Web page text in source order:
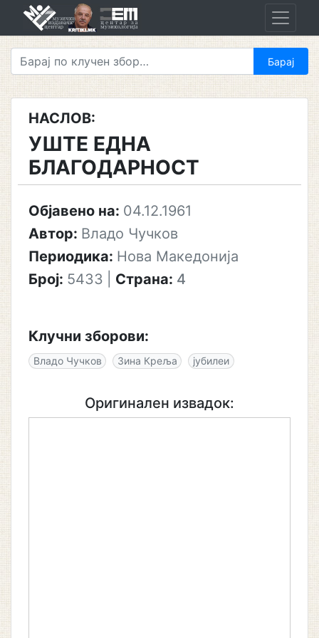
НАСЛОВ:
УШТЕ ЕДНА
БЛАГОДАРНОСТ
Објавено на: 04.12.1961
Автор: Владо Чучков
Периодика: Нова Македонија
Број: 5433 Страна: 4
Клучни зборови:
Владо Чучков Зина Креља јубилеи
Оригинален извадок: